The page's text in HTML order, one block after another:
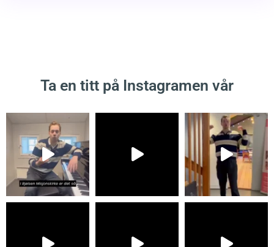
Ta en titt på Instagramen vår